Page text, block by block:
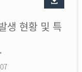
생 현황 및 특